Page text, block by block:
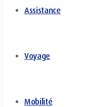
Assistance
Voyage
Mobilité